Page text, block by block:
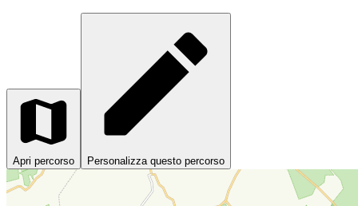
Apri percorso Personalizza questo percorso